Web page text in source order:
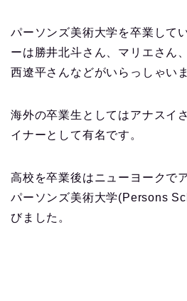
パーソンズ美術大学を卒業して
ーは勝井北斗さん、マリエさん
西遼平さんなどがいらっしゃいま
海外の卒業生としてはアナスイ
イナーとして有名です。
高校を卒業後はニューヨークで
パーソンズ美術大学(Persons
びました。